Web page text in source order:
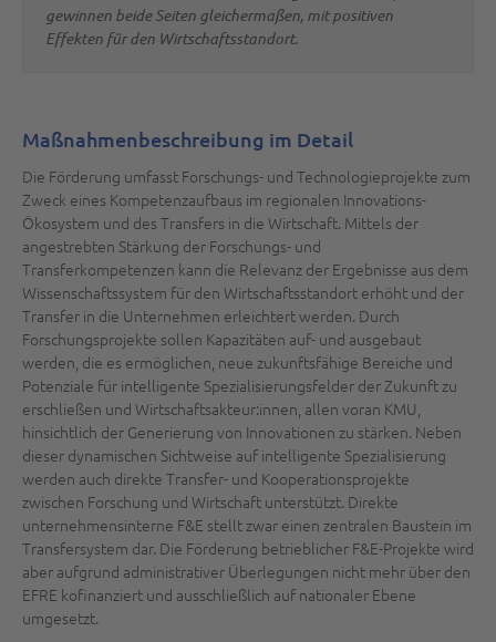
gewinnen beide Seiten gleichermaßen, mit positiven
Effekten für den Wirtschaftsstandort.
Maßnahmenbeschreibung im Detail
Die Förderung umfasst Forschungs- und Technologieprojekte zum
Zweck eines Kompetenzaufbaus im regionalen Innovations-
Ökosystem und des Transfers in die Wirtschaft. Mittels der
angestrebten Stärkung der Forschungs- und
Transferkompetenzen kann die Relevanz der Ergebnisse aus dem
Wissen­schafts­system für den Wirtschaftsstandort erhöht und der
Transfer in die Unternehmen erleichtert werden. Durch
Forschungsprojekte sollen Kapazitäten auf- und ausgebaut
werden, die es ermöglichen, neue zukunftsfähige Bereiche und
Potenziale für intelligente Spezialisierungsfelder der Zukunft zu
erschließen und Wirtschaftsakteur:innen, allen voran KMU,
hinsichtlich der Generierung von Innovationen zu stärken. Neben
dieser dynamischen Sichtweise auf intelligente Spezialisierung
werden auch direkte Transfer- und Kooperationsprojekte
zwischen Forschung und Wirtschaft unterstützt. Direkte
unternehmensinterne F&E stellt zwar einen zentralen Baustein im
Transfersystem dar. Die Förderung betrieblicher F&E-Projekte wird
aber aufgrund administrativer Überlegungen nicht mehr über den
EFRE kofinanziert und ausschließlich auf nationaler Ebene
umgesetzt.